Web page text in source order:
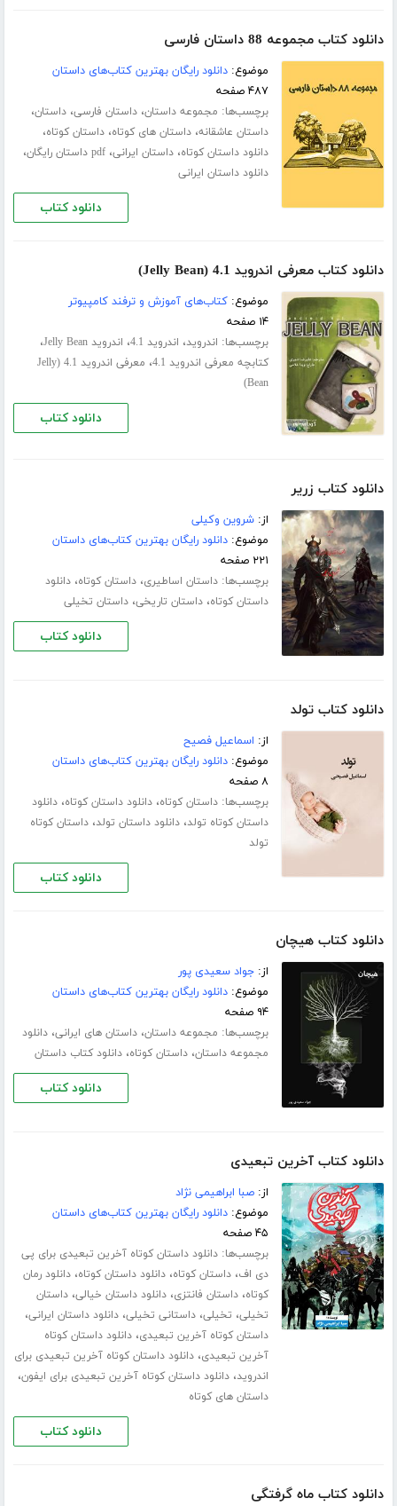
دانلود کتاب مجموعه 88 داستان فارسی
موضوع:دانلود رایگان بهترین کتاب‌های داستان
۴۸۷ صفحه
برچسب‌ها: مجموعه داستان،داستان فارسی،داستان،
داستان عاشقانه،داستان های کوتاه،داستان کوتاه،
دانلود داستان کوتاه،داستان ایرانی،pdf داستان رایگان ،
دانلود داستان ایرانی
دانلود کتاب
دانلود کتاب معرفی اندروید 4.1 (Jelly Bean)
موضوع:کتاب‌های آموزش و ترفند کامپیوتر
۱۴ صفحه
برچسب‌ها: اندروید، اندروید 4.1 ، اندروید Jelly Bean ،
کتابچه معرفی اندروید 4.1 ،
معرفی اندروید 4.1 (Jelly
Bean)
دانلود کتاب
دانلود کتاب زریر
از:شروین وکیلی
موضوع:دانلود رایگان بهترین کتاب‌های داستان
۲۲۱ صفحه
برچسب‌ها:داستان اساطیری،داستان کوتاه،دانلود
داستان کوتاه،داستان تاریخی،داستان تخیلی
دانلود کتاب
دانلود کتاب تولد
از: اسماعیل فصیح
موضوع:دانلود رایگان بهترین کتاب‌های داستان
۸ صفحه
برچسب‌ها:داستان کوتاه،دانلود داستان کوتاه،دانلود
داستان کوتاه تولد،دانلود داستان تولد،داستان کوتاه
تولد
دانلود کتاب
دانلود کتاب هیچان
از:جواد سعیدی پور
موضوع:دانلود رایگان بهترین کتاب‌های داستان
۹۴ صفحه
برچسب‌ها: مجموعه داستان،داستان های ایرانی،دانلود
مجموعه داستان،داستان کوتاه،دانلود کتاب داستان
دانلود کتاب
دانلود کتاب آخرین تبعیدی
از:صبا ابراهیمی نژاد
موضوع:دانلود رایگان بهترین کتاب‌های داستان
۴۵ صفحه
برچسب‌ها:دانلود داستان کوتاه آخرین تبعیدی برای پی
دی اف،داستان کوتاه،دانلود داستان کوتاه،دانلود رمان
کوتاه،داستان فانتزی،دانلود داستان خیالی،داستان
تخیلی، تخیلی،داستانی تخیلی،دانلود داستان ایرانی،
داستان کوتاه آخرین تبعیدی،دانلود داستان کوتاه
آخرین تبعیدی،دانلود داستان کوتاه آخرین تبعیدی برای
اندروید،دانلود داستان کوتاه آخرین تبعیدی برای ایفون،
داستان های کوتاه
دانلود کتاب
دانلود کتاب ماه گرفتگی